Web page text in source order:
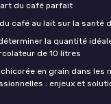
du café parfait
café au lait sur la santé
la quantité
de 10 litres
en grain dans les
: enjeux et